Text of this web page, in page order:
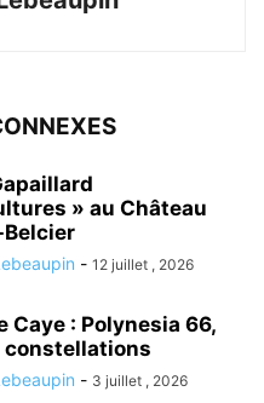
» au Château
- 12 juillet , 2026
Caye : Polynesia 66,
constellations
- 3 juillet , 2026